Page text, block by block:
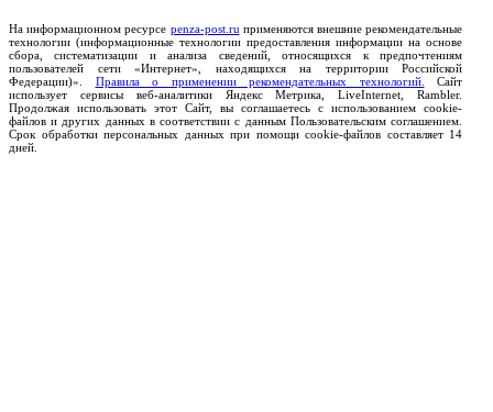
На информационном ресурсе penza-post.ru применяются внешние рекомендательные
технологии (информационные технологии предоставления информации на основе
сбора, систематизации и анализа сведений, относящихся к предпочтениям
пользователей сети «Интернет», находящихся на территории Российской
Федерации)». Правила о применении рекомендательных технологий.
Сайт
использует сервисы веб-аналитики Яндекс Метрика, LiveInternet, Rambler.
Продолжая использовать этот Сайт, вы соглашаетесь с использованием cookie-
файлов и других данных в соответствии с данным Пользовательским соглашением.
Срок обработки персональных данных при помощи cookie-файлов составляет 14
дней.